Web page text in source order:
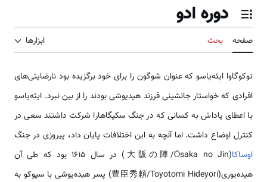
تغییر وضعیت فهرست محتویات
دوره ادو
صفحه بحث ابزارها
توکوگاوا ایئه‌یاسو که عنوان شوگون را برای خود برگزیده بود نارضایتی‌های
افرادی که خواستار جانشینی فرزند هیدیوشی بودند را از بین نبرد. ایئه‌یاسو
با اعطای پاداش به کسانی که در جنگ سکیگاهارا شرکت داشتند سعی در
کنترل اوضاع داشت. اما آنچه به این اختلافات پایان داد، پیروزی در جنگ
اوساکا
(大阪の陣/Ōsaka no Jin) در سال 1615 بود که طی آن
هیده‌یوری(豊臣秀頼/Toyotomi Hideyori) پسر هیده‌یوشی با سپوکو به